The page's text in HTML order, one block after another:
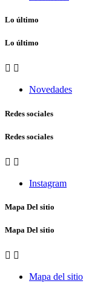
Lo último
Lo último
 
Novedades
Redes sociales
Redes sociales
 
Instagram
Mapa Del sitio
Mapa Del sitio
 
Mapa del sitio